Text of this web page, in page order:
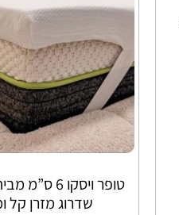
טופר ויסקו 6
שדרוג מזרן קל